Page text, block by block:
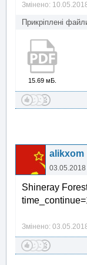
Змінено:
Прикріплені
15.69 мБ.
alikxom
03.05.2018
Shineray
Змінено: